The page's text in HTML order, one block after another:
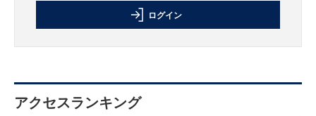
ログイン
アクセスランキング